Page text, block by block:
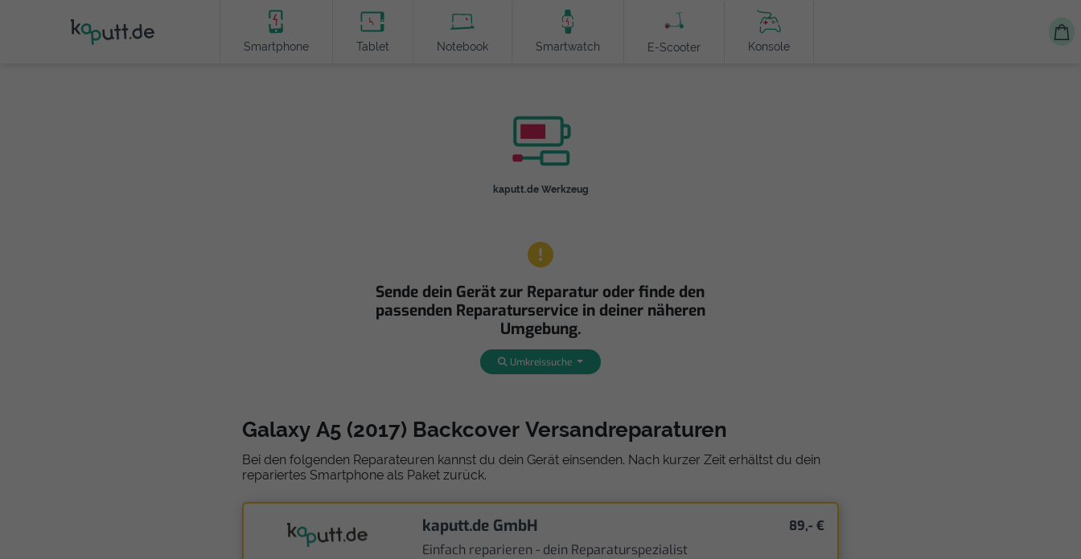
Smartphone Tablet Notebook Smartwatch E-Scooter Konsole
kaputt.de Werkzeug
Sende dein Gerät zur Reparatur oder finde den
passenden Reparaturservice in deiner näheren
Umgebung.
Umkreissuche
Galaxy A5 (2017) Backcover Versandreparaturen
Bei den folgenden Reparateuren kannst du dein Gerät einsenden. Nach kurzer Zeit erhältst du dein
repariertes Smartphone als Paket zurück.
kaputt.de GmbH
Einfach reparieren - dein Reparaturspezialist
89,- €